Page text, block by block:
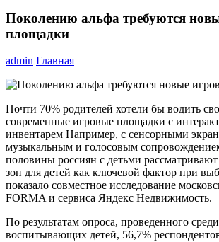
Поколению альфа требуются
площадки
admin Главная
Почти 70% родителей хотели бы водить
современные игровые площадки с
инвентарем Например, с сенсорными
музыкальным и голосовым
половины россиян с детьми
зон для детей как ключевой фактор при
показало совместное исследование
FORMA и сервиса Яндекс Недвижимость.
По результатам опроса, проведенного
воспитывающих детей, 56,7%